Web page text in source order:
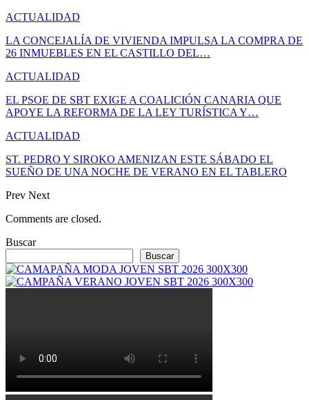
ACTUALIDAD
LA CONCEJALÍA DE VIVIENDA IMPULSA LA COMPRA DE
26 INMUEBLES EN EL CASTILLO DEL…
ACTUALIDAD
EL PSOE DE SBT EXIGE A COALICIÓN CANARIA QUE
APOYE LA REFORMA DE LA LEY TURÍSTICA Y…
ACTUALIDAD
ST. PEDRO Y SIROKO AMENIZAN ESTE SÁBADO EL
SUEÑO DE UNA NOCHE DE VERANO EN EL TABLERO
Prev Next
Comments are closed.
Buscar
Buscar